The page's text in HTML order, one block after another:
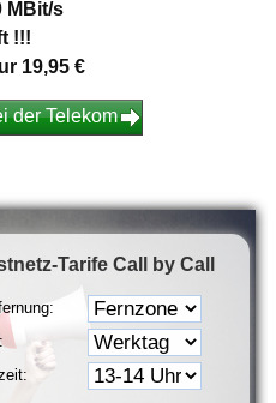
MBit/s
!!!
19,95 €
der Telekom
Tarife Call by Call